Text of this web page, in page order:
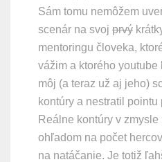
Sám tomu nemôžem
scenár na svoj prvý
mentoringu človeka,
vážim a ktorého
môj (a teraz už aj jeho)
kontúry a nestratil
Reálne kontúry v
ohľadom na počet
na natáčanie. Je totiž